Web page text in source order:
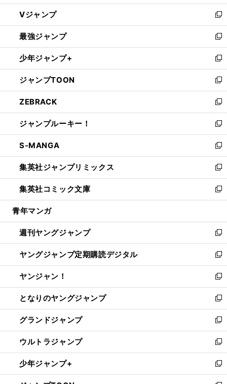
ウ
ィ
ン
ド
ウ
で
開
く
し
い
ウ
ィ
ン
ド
ウ
で
開
く
Vジャンプ
新
し
い
ウ
ィ
ン
ド
ウ
で
開
く
最強ジャンプ
新
し
い
ウ
ィ
ン
ド
ウ
で
開
く
少年ジャンプ+
新
し
い
ウ
ィ
ン
ド
ウ
で
開
く
ジャンプTOON
新
し
い
ウ
ィ
ン
ド
ウ
で
開
く
ZEBRACK
新
し
い
ウ
ィ
ン
ド
ウ
で
開
ジャンプルーキー！
新
し
い
ウ
ィ
ン
ド
ウ
開
く
S-MANGA
新
し
い
ウ
ィ
ン
ウ
で
開
く
集英社ジャンプリミックス
新
し
い
ウ
ン
ド
ウ
で
開
く
集英社コミック文庫
新
し
ウ
ィ
ン
ド
ウ
で
開
く
青年マンガ
週刊ヤングジャンプ
新
し
い
ウ
ィ
ン
ド
ウ
で
開
く
ヤングジャンプ定期購読デジタル
新
し
い
ウ
ィ
ン
ド
ウ
で
開
く
ヤンジャン！
新
し
い
ウ
ィ
ン
ド
ウ
で
開
となりのヤングジャンプ
新
し
い
ウ
ィ
ン
ド
ウ
グランドジャンプ
新
し
い
ウ
ィ
ン
ウルトラジャンプ
新
し
い
ウ
少年ジャンプ+
新
し